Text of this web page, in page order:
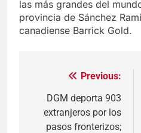
las más grandes del
provincia de Sánchez
canadiense Barrick Gold.
Navegación
entradas
Previous:
DGM deporta 903
extranjeros por los
pasos fronterizos;